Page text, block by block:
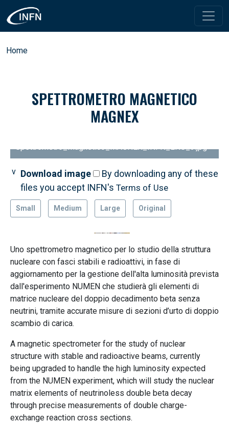
Skip to main content
Breadcrumb
Home
SPETTROMETRO MAGNETICO
MAGNEX
Spettrometro_Magnetico_MAGNEX_INFN_LNS_3.jpg
Download image
By downloading any of these
files you accept INFN's Terms of Use
Small Medium Large Original
Uno spettrometro magnetico per lo studio della struttura
nucleare con fasci stabili e radioattivi, in fase di
aggiornamento per la gestione dell'alta luminosità prevista
dall'esperimento NUMEN che studierà gli elementi di
matrice nucleare del doppio decadimento beta senza
neutrini, tramite accurate misure di sezioni d’urto di doppio
scambio di carica.
A magnetic spectrometer for the study of nuclear
structure with stable and radioactive beams, currently
being upgraded to handle the high luminosity expected
from the NUMEN experiment, which will study the nuclear
matrix elements of neutrinoless double beta decay
through precise measurements of double charge-
exchange reaction cross sections.